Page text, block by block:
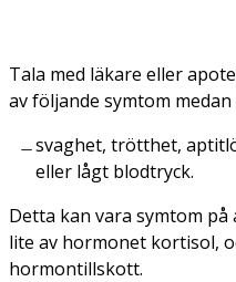
Tala med läkare eller
av följande symtom
svaghet, trötthet,
eller lågt blodtryck.
Detta kan vara symtom
lite av hormonet kortisol,
hormontillskott.